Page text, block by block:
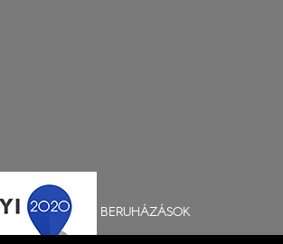
BERUHÁZÁSOK